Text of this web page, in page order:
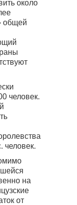
около
общей
человек.
человек.
на
от